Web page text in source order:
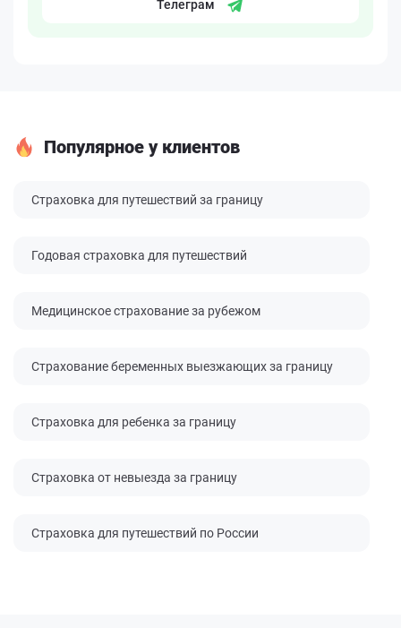
Телеграм
Популярное у клиентов
Страховка для путешествий за границу
Годовая страховка для путешествий
Медицинское страхование за рубежом
Страхование беременных выезжающих за границу
Страховка для ребенка за границу
Страховка от невыезда за границу
Страховка для путешествий по России